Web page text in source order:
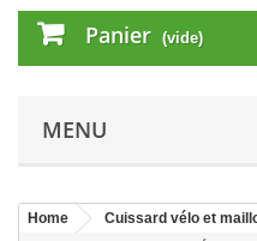
Panier (vide)
MENU
Home
Cuissard vélo et